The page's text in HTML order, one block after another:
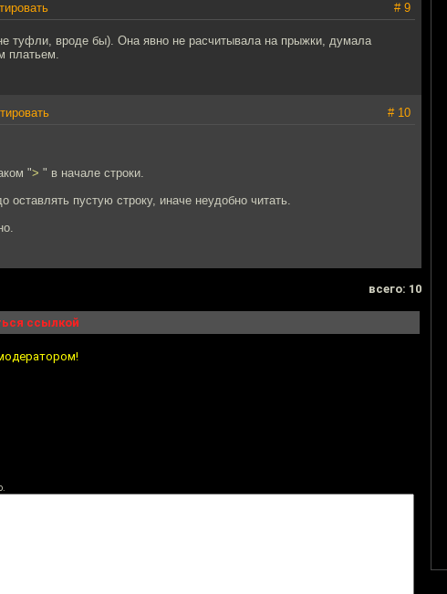
# 9
туфли, вроде бы). Она явно не расчитывала на прыжки, думала
платьем.
# 10
"> " в начале строки.
оставлять пустую строку, иначе неудобно читать.
всего: 10
ссылкой